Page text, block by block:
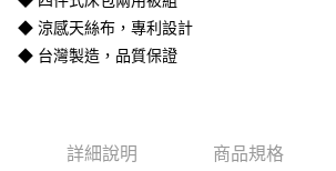
AFTEE先享後付
相關說明
１．簡單：不需註冊會員、不需綁卡、不需儲值。
２．便利：只要手機號碼，簡訊認證，即可結帳。
運送方式
◆ 涼感天絲布，專利設計
◆ 台灣製造，品質保證
詳細說明 商品規格